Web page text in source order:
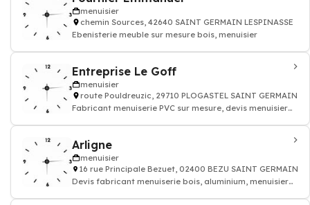
menuisier
chemin Sources, 42640 SAINT GERMAIN LESPINASSE
Ebenisterie meuble sur mesure bois, menuisier
Entreprise Le Goff
menuisier
route Pouldreuzic, 29710 PLOGASTEL SAINT GERMAIN
Fabricant menuiserie PVC sur mesure, devis menuisier
Arligne
menuisier
16 rue Principale Bezuet, 02400 BEZU SAINT GERMAIN
Devis fabricant menuiserie bois, aluminium, menuisier